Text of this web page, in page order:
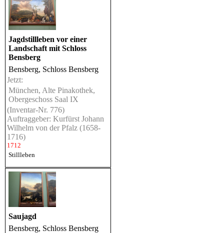
Jagdstillleben vor einer
Landschaft mit Schloss
Bensberg
Bensberg, Schloss Bensberg
Jetzt:
München, Alte Pinakothek,
Obergeschoss Saal IX
(Inventar-Nr. 776)
Auftraggeber: Kurfürst Johann
Wilhelm von der Pfalz (1658-
1716)
1712
Stillleben
Saujagd
Bensberg, Schloss Bensberg